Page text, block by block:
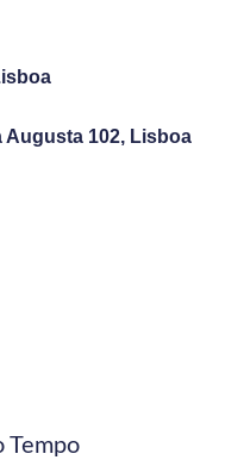
Augusta 102, Lisboa
Tempo